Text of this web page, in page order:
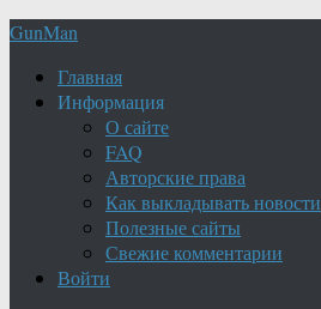
GunMan
Главная
Информация
О сайте
FAQ
Авторские права
Как выкладывать новости
Полезные сайты
Свежие комментарии
Войти